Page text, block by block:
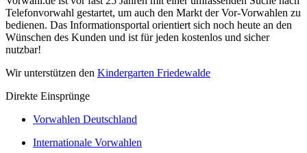
Telefonvorwahl gestartet, um auch den Markt der Vor-Vorwahlen zu
bedienen. Das Informationsportal orientiert sich noch heute an den
Wünschen des Kunden und ist für jeden kostenlos und sicher
nutzbar!
Wir unterstützen den Kindergarten Friedewalde
Direkte Einsprünge
Vorwahlen Deutschland
Internationale Vorwahlen